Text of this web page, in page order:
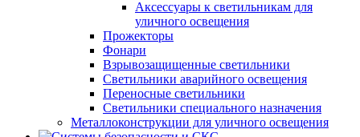
Аксессуары к светильникам для
уличного освещения
Прожекторы
Фонари
Взрывозащищенные светильники
Светильники аварийного освещения
Переносные светильники
Светильники специального назначения
Металлоконструкции для уличного освещения